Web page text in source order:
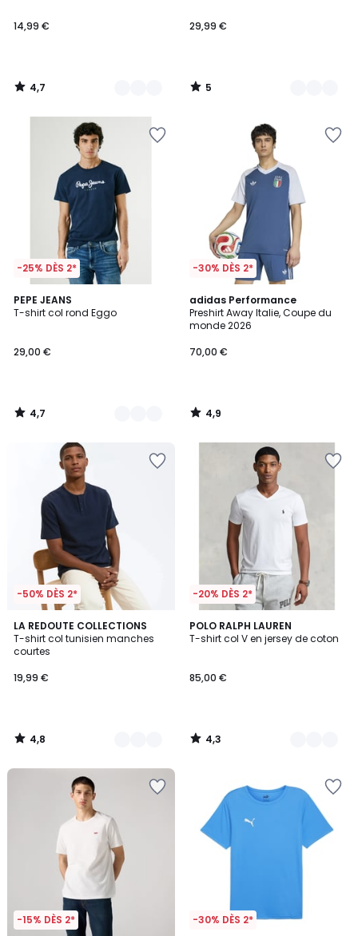
14,99 €
4,7
/
29,99 €
5
/
-25% DÈS 2*
PEPE JEANS
T-shirt col rond Eggo
29,00 €
4,7
/ 5
2
Couleurs
4,7
/
-30% DÈS 2*
adidas Performance
Preshirt Away Italie, Coupe du
monde 2026
70,00 €
4,9
/ 5
4,9
/
-50% DÈS 2*
LA REDOUTE COLLECTIONS
T-shirt col tunisien manches
courtes
19,99 €
4,8
/ 5
2
Couleurs
4,8
/
-20% DÈS 2*
POLO RALPH LAUREN
T-shirt col V en jersey de coton
85,00 €
4,3
/ 5
4
Couleurs
4,3
/
-15% DÈS 2* -30% DÈS 2*